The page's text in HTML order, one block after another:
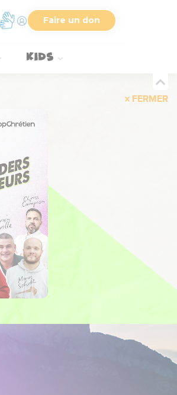
Faire un don
FERMER